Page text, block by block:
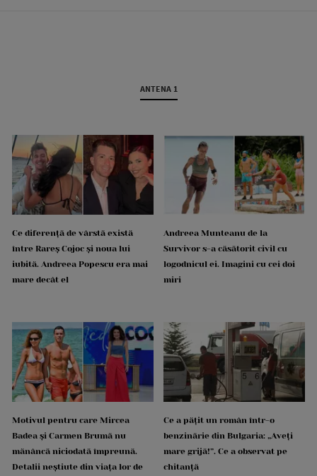
ANTENA 1
Ce diferență de vârstă există
între Rareș Cojoc și noua lui
iubită. Andreea Popescu era mai
mare decât el
Andreea Munteanu de la
Survivor s-a căsătorit civil cu
logodnicul ei. Imagini cu cei doi
miri
Motivul pentru care Mircea
Badea și Carmen Brumă nu
mănâncă niciodată împreună.
Detalii neștiute din viața lor de
Ce a pățit un român într-o
benzinărie din Bulgaria: „Aveți
mare grijă!”. Ce a observat pe
chitanță